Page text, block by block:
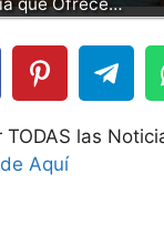
TODAS las
Aquí